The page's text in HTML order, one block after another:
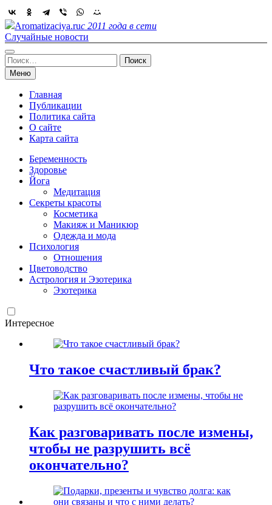
Skip
to
content
Aromatizaciya.ruс 2011 года в сети
Случайные новости
Найти:
Меню
Главная
Публикации
Политика сайта
О сайте
Карта сайта
Беременность
Здоровье
Йога
Медитация
Секреты красоты
Косметика
Макияж и Маникюр
Одежда и мода
Психология
Отношения
Цветоводство
Астрология и Эзотерика
Эзотерика
Интересное
Что такое счастливый брак?
Как разговаривать после измены,
чтобы не разрушить всё
окончательно?